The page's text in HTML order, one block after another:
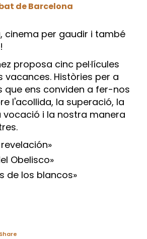
de Barcelona
cinema per gaudir i també
proposa cinc pel·lícules
vacances. Històries per a
que ens conviden a fer-nos
l'acollida, la superació, la
vocació i la nostra manera
Obelisco»
de los blancos»
Share